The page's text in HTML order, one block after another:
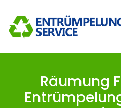
Räumung